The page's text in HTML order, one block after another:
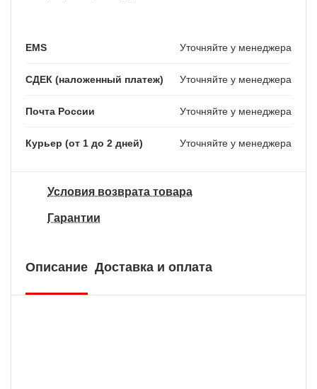
EMS Уточняйте у менеджера
СДЕК (наложенный платеж) Уточняйте у менеджера
Почта России Уточняйте у менеджера
Курьер (от 1 до 2 дней) Уточняйте у менеджера
Условия возврата товара
Гарантии
Описание Доставка и оплата